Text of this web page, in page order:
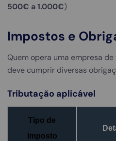
500€ a 1.000€)
Impostos e
Quem opera uma empresa
deve cumprir diversas
Tributação aplicável
Tipo de
Imposto